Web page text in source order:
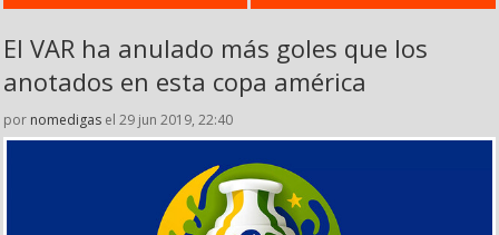
El VAR ha anulado más goles que los
anotados en esta copa américa
por nomedigas el 29 jun 2019, 22:40